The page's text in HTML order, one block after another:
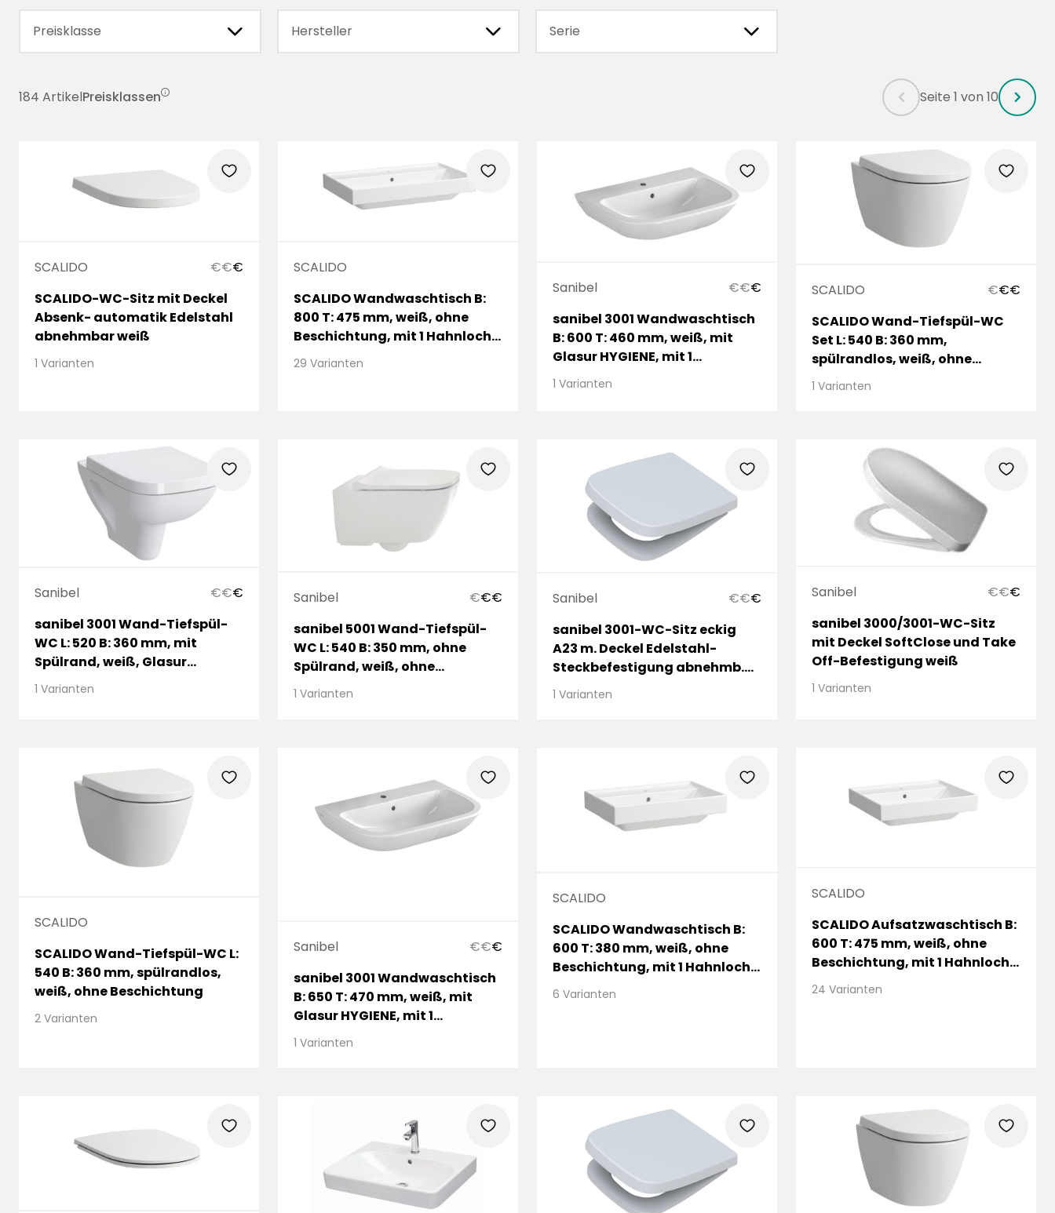
Preisklasse chevronRight Hersteller chevronRight Serie chevronRight
184 ArtikelPreisklasseninfoCircle
€
€€€
chevronLeft Seite 1 von 10 chevronRight
heart
SCALIDO €€€
SCALIDO-WC-Sitz mit Deckel
Absenk- automatik Edelstahl
abnehmbar weiß
1 Varianten
heart
SCALIDO
SCALIDO Wandwaschtisch B:
800 T: 475 mm, weiß, ohne
Beschichtung, mit 1 Hahnloch,
mit Überlauf
29 Varianten
heart
Sanibel €€€
sanibel 3001 Wandwaschtisch
B: 600 T: 460 mm, weiß, mit
Glasur HYGIENE, mit 1
Hahnloch, mit Überlauf
1 Varianten
heart
SCALIDO €€€
SCALIDO Wand-Tiefspül-WC
Set L: 540 B: 360 mm,
spülrandlos, weiß, ohne
Beschichtung, WC-Sitz mit
1 Varianten
heart
Sanibel €€€
sanibel 3001 Wand-Tiefspül-
WC L: 520 B: 360 mm, mit
Spülrand, weiß, Glasur
HYGIENE
1 Varianten
heart
Sanibel €€€
sanibel 5001 Wand-Tiefspül-
WC L: 540 B: 350 mm, ohne
Spülrand, weiß, ohne
Beschichtung
1 Varianten
heart
Sanibel €€€
sanibel 3001-WC-Sitz eckig
A23 m. Deckel Edelstahl-
Steckbefestigung abnehmb.
weiß
1 Varianten
heart
Sanibel €€€
sanibel 3000/3001-WC-Sitz
mit Deckel SoftClose und Take
Off-Befestigung weiß
1 Varianten
heart
SCALIDO
SCALIDO Wand-Tiefspül-WC L:
540 B: 360 mm, spülrandlos,
weiß, ohne Beschichtung
2 Varianten
heart
Sanibel €€€
sanibel 3001 Wandwaschtisch
B: 650 T: 470 mm, weiß, mit
Glasur HYGIENE, mit 1
Hahnloch, mit Überlauf
1 Varianten
heart
SCALIDO
SCALIDO Wandwaschtisch B:
600 T: 380 mm, weiß, ohne
Beschichtung, mit 1 Hahnloch,
mit Überlauf
6 Varianten
heart
SCALIDO
SCALIDO Aufsatzwaschtisch B:
600 T: 475 mm, weiß, ohne
Beschichtung, mit 1 Hahnloch,
mit Überlauf
24 Varianten
heart heart heart heart